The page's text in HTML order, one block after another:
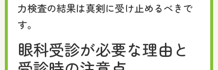
力検査の結果は真剣に受け止めるべきで
す。
眼科受診が必要な理由と